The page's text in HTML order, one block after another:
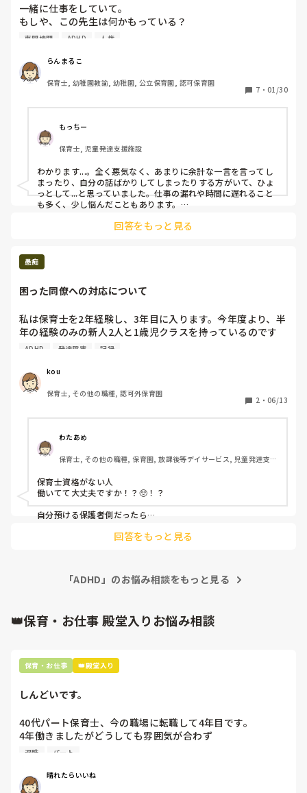
一緒に仕事をしていて。
もしや、この先生は何かもっている？
ADHDではないのか？？
か？？
自分がそうです。や
実際に診断を受けたり
一緒に働いている方はどのように配慮されているのか
職場の理解はあるのか。
参考に聞かせて頂きたいです。
専門機関 ADHD 人権
らんまるこ
保育士, 幼稚園教諭, 幼稚園, 公立保育園, 認可保育園
7 ・ 01/30
もっちー
保育士, 児童発達支援施設
わかります...。全く悪気なく、あまりに余計な一言を言ってし
まったり、自分の話ばかりしてしまったりする方がいて、ひょ
っとして...と思っていました。仕事の漏れや時間に遅れること
も多く、少し悩んだこともあります。
入ったりしてましたが、大変そうでしたね。。ご本人は一生懸
回答をもっと見る
愚痴
困った同僚への対応について
私は保育士を2年経験し、3年目に入ります。今年度より、半
年の経験のみの新人2人と1歳児クラスを持っているのです
が、その内の1人が失礼ですが恐らく発達障害かなにか持っ
と同じ間違いを何度も起こします。
また、身体の使い方もとても下手なようで、子どもへのサポ
ートも力が強かったり、抱っこが変だったりと、保育者とし
ちなみに2人とも保育士資格はありませんし、30代後半で歳
上です。
一瞬でも目を離すとその人自身が子どもへの不注意で危険に
晒したりしてるので、子どもを見つつ、その人の動向を見つ
つとなるとかなり疲弊しています。
上司は今年一年は人手不足からその人には働いて欲しいらし
（その方は4月にドアに子どもの指を挟む問題も起こしてい
もう1人の新人の面倒も見ないといけない、子どもも見ない
事務作業を任すにも、不注意で失敗をよくするし、（そもそ
も資格がないので保育者としての目線で書類も書けませ
ませんし、保護者対応もできません。
報連相をして欲しいと言ってもありません。（何かを頼んで
とりあえず子どもが危なくないように見ててください、と言
まわしているので全体を見れていないです。（何回も注意し
てます。）
どうやって指導したらいいのか、心づもりをどうしたらいい
す。
ADHD 発達障害 記録
kou
保育士, その他の職種, 認可外保育園
2 ・ 06/13
わたあめ
保育士, その他の職種, 保育園, 放課後等デイサービス, 児童発達支援
保育士資格がない人
働いてて大丈夫ですか！？🥺！？
自分預ける保護者側だったら
その人を雇い続ける！と
普通に考えられない‥😭！！
回答をもっと見る
「ADHD」のお悩み相談をもっと見る
👑保育・お仕事 殿堂入りお悩み相談
保育・お仕事 👑殿堂入り
しんどいです。
40代パート保育士、今の職場に転職して4年目です。
4年働きましたがどうしても雰囲気が合わず
退職しようと思っています。
周りの職員は、勤続10年以上から何十年という先生がほとん
どです。
退職 パート
晴れたらいいね